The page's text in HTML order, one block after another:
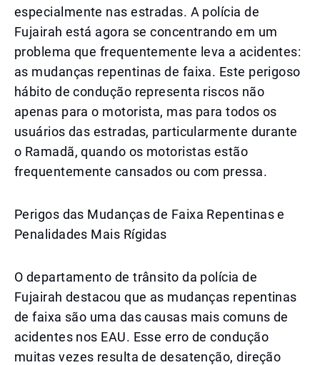
especialmente nas estradas. A polícia de
Fujairah está agora se concentrando em um
problema que frequentemente leva a acidentes:
as mudanças repentinas de faixa. Este perigoso
hábito de condução representa riscos não
apenas para o motorista, mas para todos os
usuários das estradas, particularmente durante
o Ramadã, quando os motoristas estão
frequentemente cansados ou com pressa.
Perigos das Mudanças de Faixa Repentinas e
Penalidades Mais Rígidas
O departamento de trânsito da polícia de
Fujairah destacou que as mudanças repentinas
de faixa são uma das causas mais comuns de
acidentes nos EAU. Esse erro de condução
muitas vezes resulta de desatenção, direção